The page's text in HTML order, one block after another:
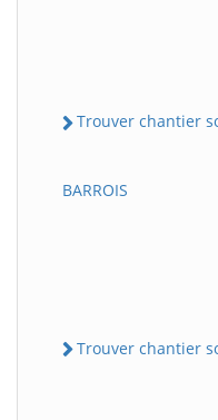
Trouver chantier
BARROIS
Trouver chantier